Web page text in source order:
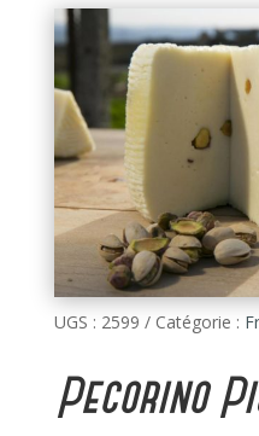
UGS : 2599 Catégorie :
Pecorino